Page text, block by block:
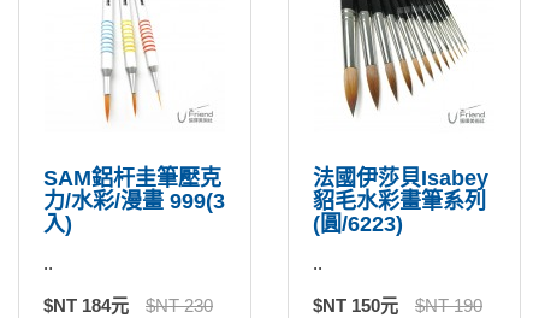
SAM鋁杆圭筆壓克
力/水彩/漫畫 999(3
入)
..
$NT 184元
$NT 230
法國伊莎貝Isabey
貂毛水彩畫筆系列
(圓/6223)
..
$NT 150元
$NT 190